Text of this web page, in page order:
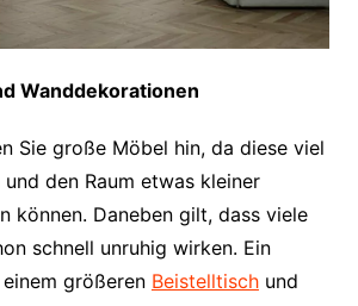
Wanddekorationen
Sie große Möbel hin, da diese viel
den Raum etwas kleiner
können. Daneben gilt, dass viele
schnell unruhig wirken. Ein
größeren Beistelltischund